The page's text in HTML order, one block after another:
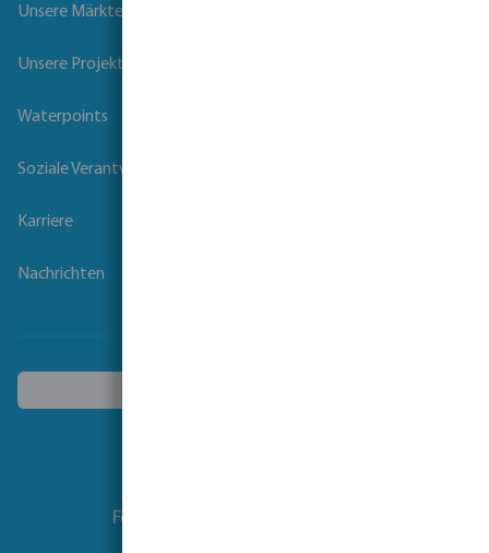
Unsere Märkte
Unsere Projekte
Waterpoints
Soziale Verantwortung der Unternehmen
Karriere
Nachrichten
Folgen Sie uns